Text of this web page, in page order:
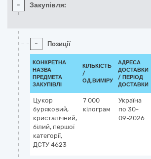
- Закупівля:
- Позиції
КОНКРЕТНА
НАЗВА
ПРЕДМЕТА
ЗАКУПІВЛІ
КІЛЬКІСТЬ
/
ОД.ВИМІРУ
АДРЕСА
ДОСТАВКИ
/ ПЕРІОД
ДОСТАВКИ
Цукор
буряковий,
кристалічний,
білий, першої
категорії,
ДСТУ 4623
7 000
кілограм
Україна
по 30-
09-2026